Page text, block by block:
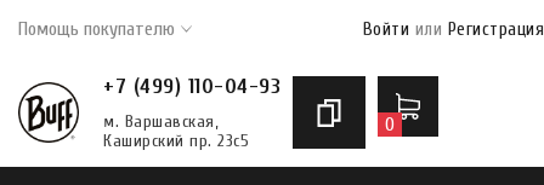
Помощь покупателю Войти или Регистрация
+7 (499) 110-04-93
м. Варшавская,
Каширский пр. 23с5
0